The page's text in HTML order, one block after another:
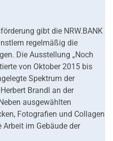
gibt die NRW.BANK
regelmäßig die
Die Ausstellung „Noch
von Oktober 2015 bis
Spektrum der
Brandl an der
ausgewählten
Fotografien und Collagen
im Gebäude der